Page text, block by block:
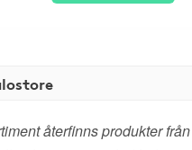
återfinns produkter